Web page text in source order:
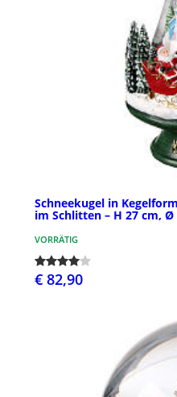
Schneekugel in
im Schlitten – H 27 cm, Ø
VORRÄTIG
€ 82,90